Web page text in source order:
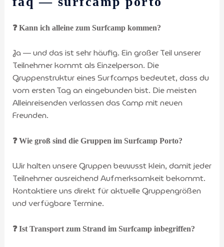
❓ Kann ich alleine zum Surfcamp kommen?
Ja — und das ist sehr häufig. Ein großer Teil unserer
Teilnehmer kommt als Einzelperson. Die
Gruppenstruktur eines Surfcamps bedeutet, dass du
vom ersten Tag an eingebunden bist. Die meisten
Alleinreisenden verlassen das Camp mit neuen
Freunden.
❓ Wie groß sind die Gruppen im Surfcamp Porto?
Wir halten unsere Gruppen bewusst klein, damit jeder
Teilnehmer ausreichend Aufmerksamkeit bekommt.
Kontaktiere uns direkt für aktuelle Gruppengrößen
und verfügbare Termine.
❓ Ist Transport zum Strand im Surfcamp inbegriffen?